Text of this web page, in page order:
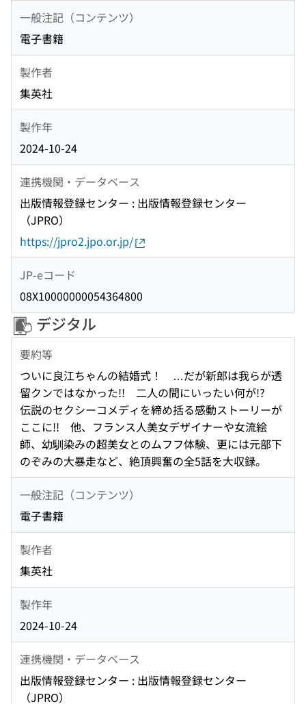
一般注記（コンテンツ）
電子書籍
製作者
集英社
製作年
2024-10-24
連携機関・データベース
出版情報登録センター : 出版情報登録センター
（JPRO）
https://jpro2.jpo.or.jp/
JP-eコード
08X10000000054364800
デジタル
要約等
ついに良江ちゃんの結婚式！ …だが新郎は我らが透
留クンではなかった!! 二人の間にいったい何が!?
伝説のセクシーコメディを締め括る感動ストーリーが
ここに!! 他、フランス人美女デザイナーや女流絵
師、幼馴染みの超美女とのムフフ体験、更には元部下
のぞみの大暴走など、絶頂興奮の全5話を大収録。
一般注記（コンテンツ）
電子書籍
製作者
集英社
製作年
2024-10-24
連携機関・データベース
出版情報登録センター : 出版情報登録センター
（JPRO）